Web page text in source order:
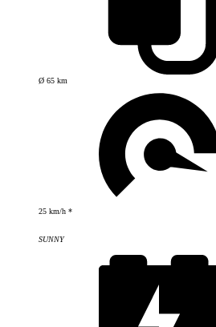
Ø 65 km
25 km/h *
SUNNY